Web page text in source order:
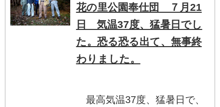
花の里公園奉仕団 ７月21
日 気温37度、猛暑日でし
た。恐る恐る出て、無事終
わりました。
最高気温37度、猛暑日で、